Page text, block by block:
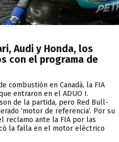
Audi y Honda, los
con el programa de
combustión en Canadá, la FIA
entraron en el ADUO I.
de la partida, pero Red Bull-
‘motor de referencia’. Por su
reclamo ante la FIA por las
la falla en el motor eléctrico